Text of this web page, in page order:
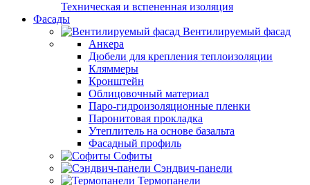
Техническая и вспененная изоляция
Фасады
Вентилируемый фасад
Анкера
Дюбели для крепления теплоизоляции
Кляммеры
Кронштейн
Облицовочный материал
Паро-гидроизоляционные пленки
Паронитовая прокладка
Утеплитель на основе базальта
Фасадный профиль
Софиты
Сэндвич-панели
Термопанели